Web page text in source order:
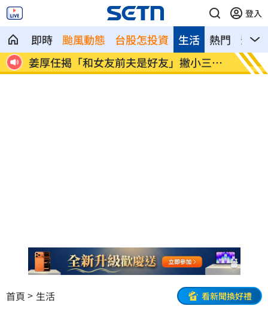
登入
即時 颱風動態 台股怎投資 熱門 影音
生活
逃
姜厚任揭「和女友前夫是好友」撇小三傳
言
挺賴
首頁 生活 看新聞換好禮